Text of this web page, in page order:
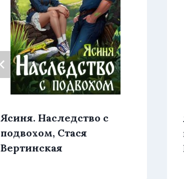
Ясиня. Наследство с
подвохом, Стася
Вертинская